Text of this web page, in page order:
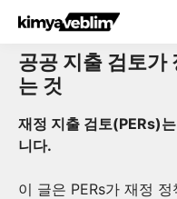
Skip
content
공공 지출 검토가
는 것
재정 지출 검토(PERs)
니다.
이 글은 PERs가 재정